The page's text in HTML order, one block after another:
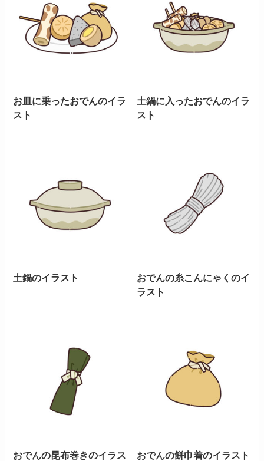
お皿に乗ったおでんのイラ
スト
土鍋に入ったおでんのイラ
スト
土鍋のイラスト
おでんの糸こんにゃくのイ
ラスト
おでんの昆布巻きのイラス
おでんの餅巾着のイラスト